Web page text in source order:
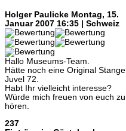
Holger Paulicke Montag, 15.
Januar 2007 16:35 | Schweiz
Hallo Museums-Team.
Hätte noch eine Original Stange
Juvel 72.
Habt Ihr vielleicht interesse?
Würde mich freuen von euch zu
hören.
237